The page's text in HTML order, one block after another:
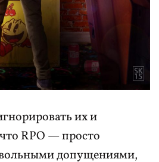
их и
RPO — просто
допущениями,